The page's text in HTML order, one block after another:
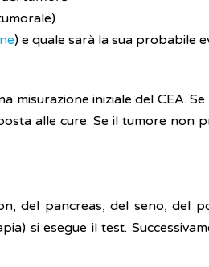
) e quale sarà la sua probabile
iniziale del CEA.
alle cure. Se il tumore non
del pancreas, del seno, del
si esegue il test.